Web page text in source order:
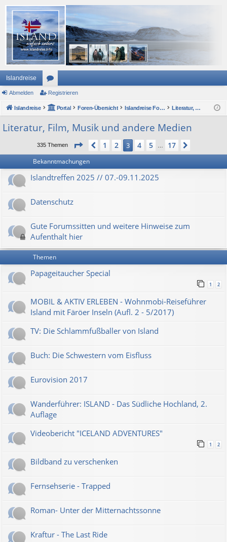
Islandreise
or
en
Abmelden Registrieren
Islandreise Portal Foren-Übersicht Islandreise Forum Literatur, Film, Musik und andere Medien
Literatur, Film, Musik und andere Medien
335 Themen Seite 3 von 17
Vorherige
1 2 3 4 5 17
Bekanntmachungen
Islandtreffen 2025 // 07.-09.11.2025
Datenschutz
Gute Forumssitten und weitere Hinweise zum
Aufenthalt hier
Themen
Papageitaucher Special
1 2
MOBIL & AKTIV ERLEBEN - Wohnmobi-Reiseführer
Island mit Färöer Inseln (Aufl. 2 - 5/2017)
TV: Die Schlammfußballer von Island
Buch: Die Schwestern vom Eisfluss
Eurovision 2017
Wanderführer: ISLAND - Das Südliche Hochland, 2.
Auflage
Videobericht "ICELAND ADVENTURES"
1 2
Bildband zu verschenken
Fernsehserie - Trapped
Roman- Unter der Mitternachtssonne
Kraftur - The Last Ride